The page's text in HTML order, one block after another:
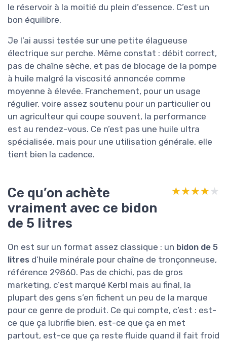
le réservoir à la moitié du plein d’essence. C’est un
bon équilibre.
Je l’ai aussi testée sur une petite élagueuse
électrique sur perche. Même constat : débit correct,
pas de chaîne sèche, et pas de blocage de la pompe
à huile malgré la viscosité annoncée comme
moyenne à élevée. Franchement, pour un usage
régulier, voire assez soutenu pour un particulier ou
un agriculteur qui coupe souvent, la performance
est au rendez-vous. Ce n’est pas une huile ultra
spécialisée, mais pour une utilisation générale, elle
tient bien la cadence.
Ce qu’on achète
vraiment avec ce bidon
de 5 litres
★★★★★
★★★★★
On est sur un format assez classique : un bidon de 5
litres d’huile minérale pour chaîne de tronçonneuse,
référence 29860. Pas de chichi, pas de gros
marketing, c’est marqué Kerbl mais au final, la
plupart des gens s’en fichent un peu de la marque
pour ce genre de produit. Ce qui compte, c’est : est-
ce que ça lubrifie bien, est-ce que ça en met
partout, est-ce que ça reste fluide quand il fait froid